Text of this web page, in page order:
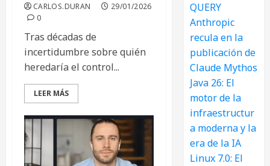
CARLOS.DURAN
29/01/2026
0
Tras décadas de
incertidumbre sobre quién
heredaría el control...
LEER MÁS
QUERY
Anthropic
recula en la
publicación de
Claude Mythos
Java 26: El
motor de la
infraestructur
a moderna y la
era de la IA
Linux 7.0: El